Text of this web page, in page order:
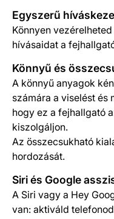
Egyszerű
Könnyen
hívásaidat a
Könnyű és
A könnyű anyagok
számára a viselést és
hogy ez a fejhallgató
kiszolgáljon.
Az összecsukható
hordozását.
Siri és Google
A Siri vagy a Hey
van: aktiváld